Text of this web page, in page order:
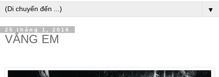
▼
25 tháng 1, 2016
VẮNG EM